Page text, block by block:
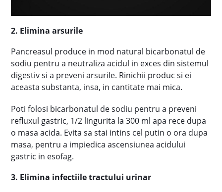
2. Elimina arsurile
Pancreasul produce in mod natural bicarbonatul de
sodiu pentru a neutraliza acidul in exces din sistemul
digestiv si a preveni arsurile. Rinichii produc si ei
aceasta substanta, insa, in cantitate mai mica.
Poti folosi bicarbonatul de sodiu pentru a preveni
refluxul gastric, 1/2 lingurita la 300 ml apa rece dupa
o masa acida. Evita sa stai intins cel putin o ora dupa
masa, pentru a impiedica ascensiunea acidului
gastric in esofag.
3. Elimina infectiile tractului urinar